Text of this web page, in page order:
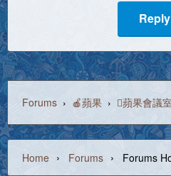
Reply
Forums › 🍎蘋果 › 蘋果會議室
Home › Forums › Forums